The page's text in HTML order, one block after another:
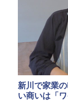
新川で家業
い商いは「